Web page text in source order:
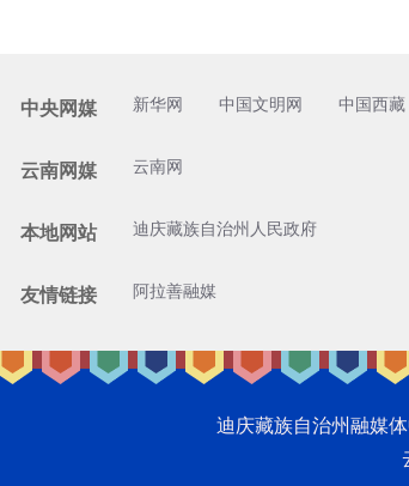
中央网媒 新华网 中国文明网 中国西藏
云南网媒 云南网
本地网站 迪庆藏族自治州人民政府
友情链接 阿拉善融媒
迪庆藏族自治州融媒